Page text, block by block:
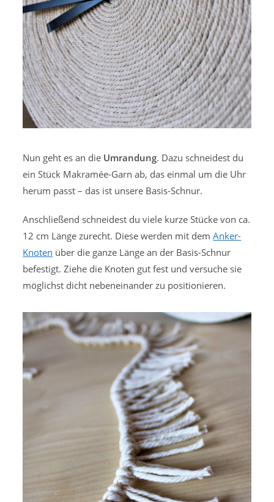
Nun geht es an die Umrandung. Dazu schneidest du
ein Stück Makramée-Garn ab, das einmal um die Uhr
herum passt – das ist unsere Basis-Schnur.
Anschließend schneidest du viele kurze Stücke von ca.
12 cm Länge zurecht. Diese werden mit demAnker-
Knoten über die ganze Länge an der Basis-Schnur
befestigt. Ziehe die Knoten gut fest und versuche sie
möglichst dicht nebeneinander zu positionieren.